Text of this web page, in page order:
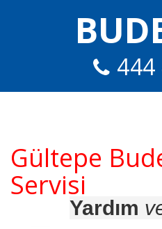
444
Gültepe
Servisi
Yardım